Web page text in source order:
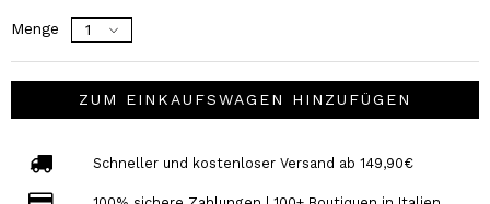
Menge
ZUM EINKAUFSWAGEN HINZUFÜGEN
Schneller und kostenloser Versand ab 149,90€